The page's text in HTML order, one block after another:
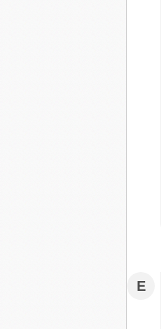
E